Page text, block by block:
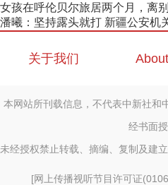
女孩在呼伦贝尔旅居两个月，离
潘曦：坚持露头就打 新疆公安机
关于我们
本网站所刊载信息，不代表中新社和
经书面授
未经授权禁止转载、摘编、复制及建
[网上传播视听节目许可证